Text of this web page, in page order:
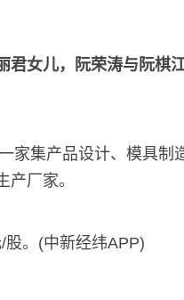
君女儿，阮荣涛与阮棋
集产品设计、模具制
厂家。
。(中新经纬APP)